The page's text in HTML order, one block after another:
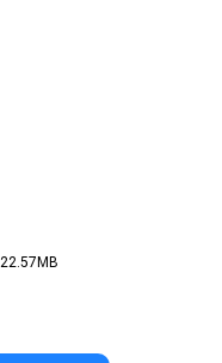
22.57MB